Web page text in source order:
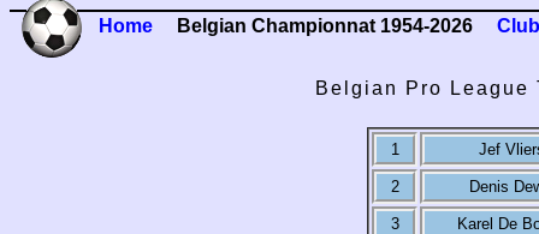
Home Belgian Championnat 1954-2026
Belgian Pro League
1 Jef
2 Denis
3 Karel De